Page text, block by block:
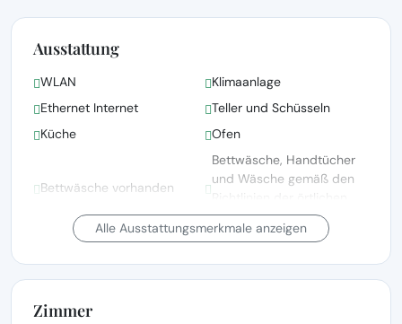
Ausstattung
WLAN
Klimaanlage
Ethernet Internet
Teller und Schüsseln
Küche
Ofen
Bettwäsche vorhanden
Bettwäsche, Handtücher
und Wäsche gemäß den
Behörden gewaschen
Fernsehen
Satellitenfernsehen
Grillen
Balkon
Alle Ausstattungsmerkmale anzeigen
Zimmer